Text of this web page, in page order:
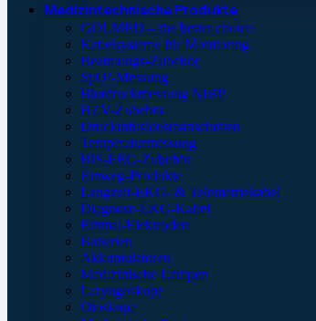
Medizintechnische Produkte
GOLMED – the better choice
Kabelsysteme für Monitoring
Beatmungs-Zubehör
SpO²-Messung
Blutdruckmessung NIBP
HZV-Zubehör
Druckinfusionsmanschetten
Temperaturmessung
BIS-EEG-Zubehör
Einweg-Produkte
Langzeit-EKG- & Telemetriekabel
Diagnose-EKG-Kabel
Einmal-Elektroden
Batterien
Akkumulatoren
Medizinische Lampen
Laryngoskope
Otoskope